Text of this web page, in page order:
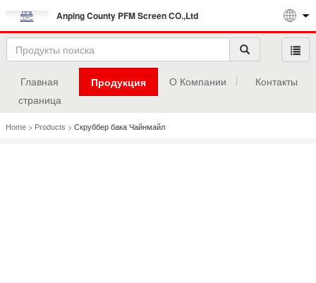
Anping County PFM Screen CO.,Ltd
Главная
страница
Продукция О Компании Контакты
Home > Products > Скруббер бака Чайнмайл